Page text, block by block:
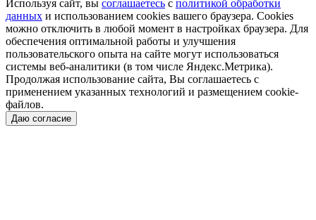
Используя сайт, вы соглашаетесь с политикой обработки
данных и использованием cookies вашего браузера. Cookies
можно отключить в любой момент в настройках браузера. Для
обеспечения оптимальной работы и улучшения
пользовательского опыта на сайте могут использоваться
системы веб-аналитики (в том числе Яндекс.Метрика).
Продолжая использование сайта, Вы соглашаетесь с
применением указанных технологий и размещением cookie-
файлов.
Даю согласие